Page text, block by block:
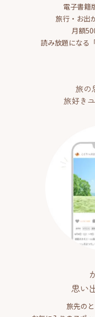
電子書籍
旅行・お出
月額
読み放題になる
旅の
旅好き
思い
旅先のと